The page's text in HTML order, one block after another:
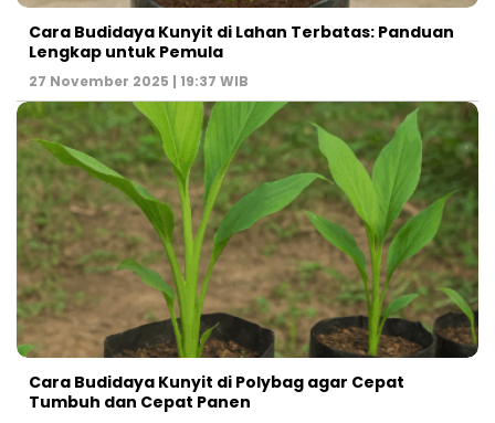
Cara Budidaya Kunyit di Lahan Terbatas: Panduan
Lengkap untuk Pemula
27 November 2025 | 19:37 WIB
Cara Budidaya Kunyit di Polybag agar Cepat
Tumbuh dan Cepat Panen